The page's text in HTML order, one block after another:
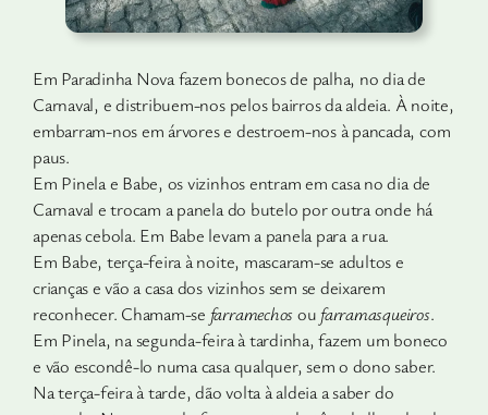
Em Paradinha Nova fazem bonecos de palha, no dia de
Carnaval, e distribuem-nos pelos bairros da aldeia. À noite,
embarram-nos em árvores e destroem-nos à pancada, com
paus.
Em Pinela e Babe, os vizinhos entram em casa no dia de
Carnaval e trocam a panela do butelo por outra onde há
apenas cebola. Em Babe levam a panela para a rua.
Em Babe, terça-feira à noite, mascaram-se adultos e
crianças e vão a casa dos vizinhos sem se deixarem
reconhecer. Chamam-se farramechos ou farramasqueiros.
Em Pinela, na segunda-feira à tardinha, fazem um boneco
e vão escondê-lo numa casa qualquer, sem o dono saber.
Na terça-feira à tarde, dão volta à aldeia a saber do